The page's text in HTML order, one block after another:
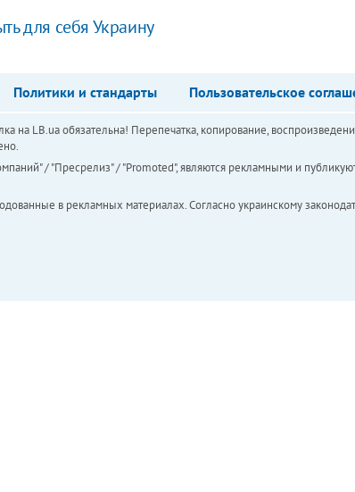
для себя Украину
Политики и стандарты Пользовательское
на LB.ua обязательна! Перепечатка, копирование,
/ "Пресрелиз" / "Promoted", являются рекламными и
в рекламных материалах. Согласно украинскому